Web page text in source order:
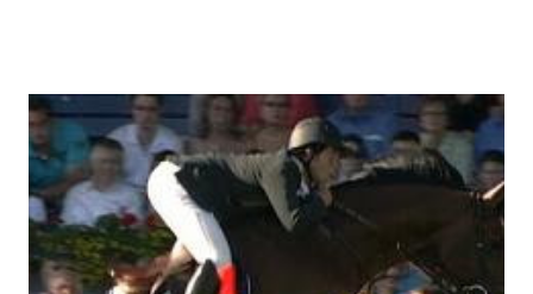
POWER - MILLAR 5 ARMANIE -VOORN 6 QUERLYBET
HERO -LEJAUNE 7 MO CHROI - O’BRIEN 8 CARMENA Z -
BREEN 9 JALLA DE GAVIERE -RAMZY AL DUHAMI 10
NOVEL -PHILIPPAERTS 3 triple 1 LATE NIGHT -LEVY 2 K
CLUB LADY -O’CONNOR 3 QUICK STUDY - HOUGH 4
LORENZO -AHLMANN 5 L’ESPOIR -GULLIKSEN 6